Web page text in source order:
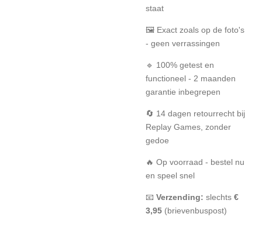
staat
🖼️ Exact zoals op de foto's
- geen verrassingen
🔹 100% getest en
functioneel - 2 maanden
garantie inbegrepen
🔄 14 dagen retourrecht bij
Replay Games, zonder
gedoe
🔥 Op voorraad - bestel nu
en speel snel
📧 Verzending: slechts €
3,95 (brievenbuspost)